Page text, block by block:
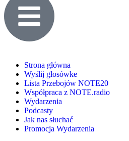
Strona główna
Wyślij głosówke
Lista Przebojów NOTE20
Współpraca z NOTE.radio
Wydarzenia
Podcasty
Jak nas słuchać
Promocja Wydarzenia